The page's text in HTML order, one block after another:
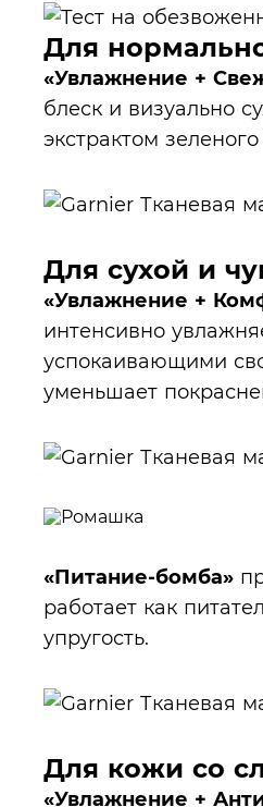
Для
«Увлажнение +
блеск и визуально
экстрактом зеленого
Для сухой и
«Увлажнение +
интенсивно
успокаивающими
уменьшает
«Питание-бомба»
работает как
упругость.
Для кожи со
«Увлажнение +